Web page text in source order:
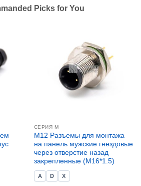
Picks for You
СЕРИЯ М
M12 Разъемы для монтажа
на панель мужские гнездовые
через отверстие назад
закрепленные (M16*1.5)
A D X